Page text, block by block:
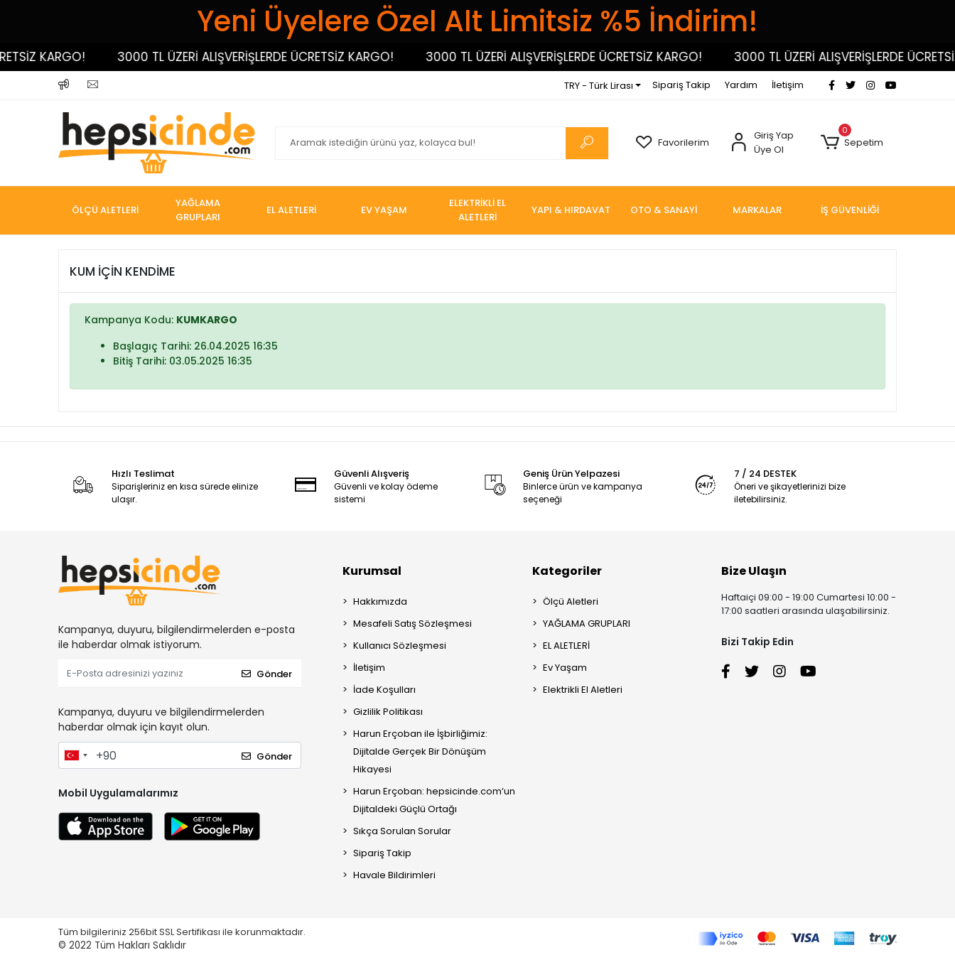
Yeni Üyelere Özel Alt Limitsiz %5 İndirim!
KARGO! 3000 TL ÜZERİ ALIŞVERİŞLERDE ÜCRETSİZ KARGO! 3000 TL ÜZERİ ALIŞVERİŞLERDE ÜCRETSİZ KARGO! 3000 TL ÜZERİ ALIŞVERİŞLERDE
TRY - Türk Lirası Sipariş Takip Yardım İletişim
Favorilerim
Giriş Yap
Üye Ol
0
Sepetim
ÖLÇÜ ALETLERİ
YAĞLAMA
GRUPLARI
EL ALETLERİ EV YAŞAM
ELEKTRİKLİ EL
ALETLERİ
YAPI & HIRDAVAT OTO & SANAYİ MARKALAR İŞ GÜVENLİĞİ
KUM İÇİN KENDİME
Kampanya Kodu: KUMKARGO
Başlagıç Tarihi: 26.04.2025 16:35
Bitiş Tarihi: 03.05.2025 16:35
Hızlı Teslimat
Siparişleriniz en kısa sürede elinize
ulaşır.
Güvenli Alışveriş
Güvenli ve kolay ödeme
sistemi
Geniş Ürün Yelpazesi
Binlerce ürün ve kampanya
seçeneği
7 / 24 DESTEK
Öneri ve şikayetlerinizi bize
iletebilirsiniz.
Kampanya, duyuru, bilgilendirmelerden e-posta
ile haberdar olmak istiyorum.
Gönder
Kampanya, duyuru ve bilgilendirmelerden
haberdar olmak için kayıt olun.
Gönder
Mobil Uygulamalarımız
Kurumsal
Hakkımızda
Mesafeli Satış Sözleşmesi
Kullanıcı Sözleşmesi
İletişim
İade Koşulları
Gizlilik Politikası
Harun Erçoban ile İşbirliğimiz:
Dijitalde Gerçek Bir Dönüşüm
Hikayesi
Harun Erçoban: hepsicinde.com’un
Dijitaldeki Güçlü Ortağı
Sıkça Sorulan Sorular
Sipariş Takip
Havale Bildirimleri
Kategoriler
Ölçü Aletleri
YAĞLAMA GRUPLARI
EL ALETLERİ
Ev Yaşam
Elektrikli El Aletleri
Bize Ulaşın
Haftaiçi 09:00 - 19:00 Cumartesi 10:00 -
17:00 saatleri arasında ulaşabilirsiniz.
Bizi Takip Edin
Tüm bilgileriniz 256bit SSL Sertifikası ile korunmaktadır.
© 2022 Tüm Hakları Saklıdır